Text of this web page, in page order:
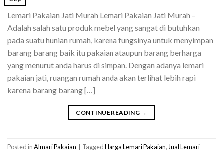
Lemari Pakaian Jati Murah Lemari Pakaian Jati Murah –
Adalah salah satu produk mebel yang sangat di butuhkan
pada suatu hunian rumah, karena fungsinya untuk menyimpan
barang barang baik itu pakaian ataupun barang berharga
yang menurut anda harus di simpan. Dengan adanya lemari
pakaian jati, ruangan rumah anda akan terlihat lebih rapi
karena barang barang […]
CONTINUE READING →
Posted inAlmari Pakaian TaggedHarga Lemari Pakaian, Jual Lemari